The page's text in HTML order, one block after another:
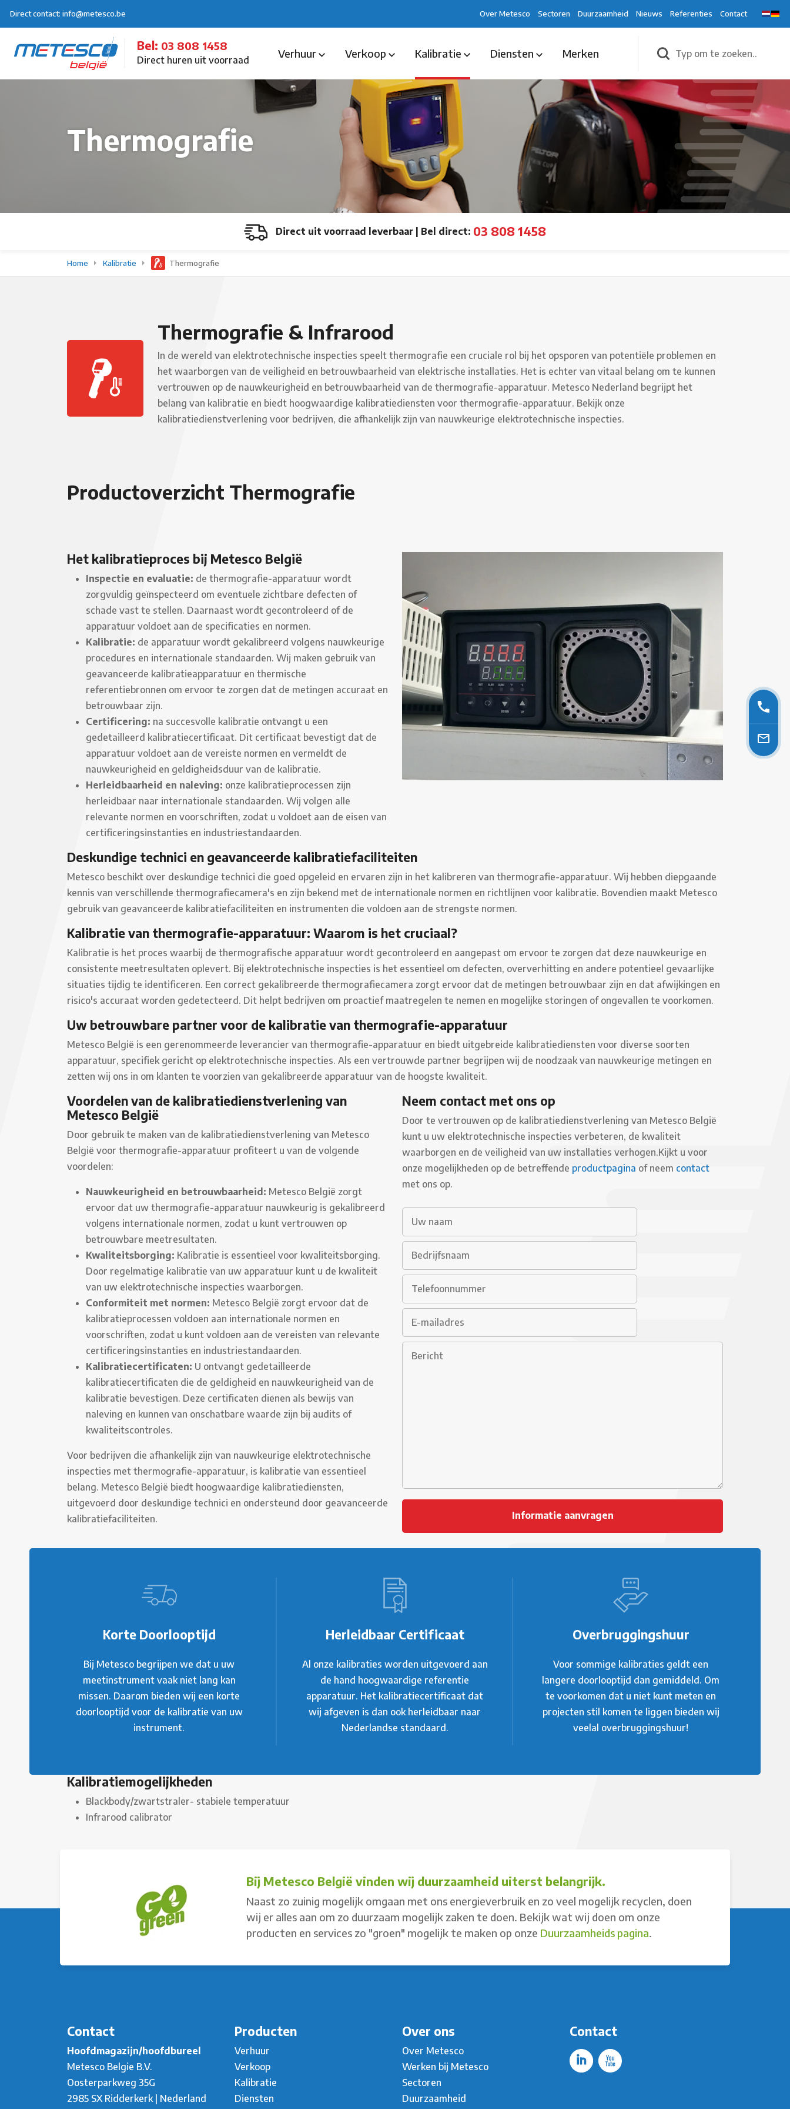
Direct contact: info@metesco.be Over Metesco Sectoren Duurzaamheid Nieuws Referenties Contact
Bel: 03 808 1458
Direct huren uit voorraad Verhuur Verkoop Kalibratie Diensten Merken
Thermografie
Direct uit voorraad leverbaar Bel direct: 03 808 1458
Home Kalibratie Thermografie
Thermografie & Infrarood
In de wereld van elektrotechnische inspecties speelt thermografie een cruciale rol bij het opsporen van potentiële problemen en
het waarborgen van de veiligheid en betrouwbaarheid van elektrische installaties. Het is echter van vitaal belang om te kunnen
vertrouwen op de nauwkeurigheid en betrouwbaarheid van de thermografie-apparatuur. Metesco Nederland begrijpt het
belang van kalibratie en biedt hoogwaardige kalibratiediensten voor thermografie-apparatuur. Bekijk onze
kalibratiedienstverlening voor bedrijven, die afhankelijk zijn van nauwkeurige elektrotechnische inspecties.
Productoverzicht Thermografie
Het kalibratieproces bij Metesco België
Inspectie en evaluatie: de thermografie-apparatuur wordt
zorgvuldig geïnspecteerd om eventuele zichtbare defecten of
schade vast te stellen. Daarnaast wordt gecontroleerd of de
apparatuur voldoet aan de specificaties en normen.
Kalibratie: de apparatuur wordt gekalibreerd volgens nauwkeurige
procedures en internationale standaarden. Wij maken gebruik van
geavanceerde kalibratieapparatuur en thermische
referentiebronnen om ervoor te zorgen dat de metingen accuraat en
betrouwbaar zijn.
Certificering: na succesvolle kalibratie ontvangt u een
gedetailleerd kalibratiecertificaat. Dit certificaat bevestigt dat de
apparatuur voldoet aan de vereiste normen en vermeldt de
nauwkeurigheid en geldigheidsduur van de kalibratie.
Herleidbaarheid en naleving: onze kalibratieprocessen zijn
herleidbaar naar internationale standaarden. Wij volgen alle
relevante normen en voorschriften, zodat u voldoet aan de eisen van
certificeringsinstanties en industriestandaarden.
Deskundige technici en geavanceerde kalibratiefaciliteiten
Metesco beschikt over deskundige technici die goed opgeleid en ervaren zijn in het kalibreren van thermografie-apparatuur. Wij hebben diepgaande
kennis van verschillende thermografiecamera's en zijn bekend met de internationale normen en richtlijnen voor kalibratie. Bovendien maakt Metesco
gebruik van geavanceerde kalibratiefaciliteiten en instrumenten die voldoen aan de strengste normen.
Kalibratie van thermografie-apparatuur: Waarom is het cruciaal?
Kalibratie is het proces waarbij de thermografische apparatuur wordt gecontroleerd en aangepast om ervoor te zorgen dat deze nauwkeurige en
consistente meetresultaten oplevert. Bij elektrotechnische inspecties is het essentieel om defecten, oververhitting en andere potentieel gevaarlijke
situaties tijdig te identificeren. Een correct gekalibreerde thermografiecamera zorgt ervoor dat de metingen betrouwbaar zijn en dat afwijkingen en
risico's accuraat worden gedetecteerd. Dit helpt bedrijven om proactief maatregelen te nemen en mogelijke storingen of ongevallen te voorkomen.
Uw betrouwbare partner voor de kalibratie van thermografie-apparatuur
Metesco België is een gerenommeerde leverancier van thermografie-apparatuur en biedt uitgebreide kalibratiediensten voor diverse soorten
apparatuur, specifiek gericht op elektrotechnische inspecties. Als een vertrouwde partner begrijpen wij de noodzaak van nauwkeurige metingen en
zetten wij ons in om klanten te voorzien van gekalibreerde apparatuur van de hoogste kwaliteit.
Voordelen van de kalibratiedienstverlening van
Metesco België
Door gebruik te maken van de kalibratiedienstverlening van Metesco
België voor thermografie-apparatuur profiteert u van de volgende
voordelen:
Nauwkeurigheid en betrouwbaarheid: Metesco België zorgt
ervoor dat uw thermografie-apparatuur nauwkeurig is gekalibreerd
volgens internationale normen, zodat u kunt vertrouwen op
betrouwbare meetresultaten.
Kwaliteitsborging: Kalibratie is essentieel voor kwaliteitsborging.
Door regelmatige kalibratie van uw apparatuur kunt u de kwaliteit
van uw elektrotechnische inspecties waarborgen.
Conformiteit met normen: Metesco België zorgt ervoor dat de
kalibratieprocessen voldoen aan internationale normen en
voorschriften, zodat u kunt voldoen aan de vereisten van relevante
certificeringsinstanties en industriestandaarden.
Kalibratiecertificaten: U ontvangt gedetailleerde
kalibratiecertificaten die de geldigheid en nauwkeurigheid van de
kalibratie bevestigen. Deze certificaten dienen als bewijs van
naleving en kunnen van onschatbare waarde zijn bij audits of
kwaliteitscontroles.
Voor bedrijven die afhankelijk zijn van nauwkeurige elektrotechnische
inspecties met thermografie-apparatuur, is kalibratie van essentieel
belang. Metesco België biedt hoogwaardige kalibratiediensten,
uitgevoerd door deskundige technici en ondersteund door geavanceerde
kalibratiefaciliteiten.
Neem contact met ons op
Door te vertrouwen op de kalibratiedienstverlening van Metesco België
kunt u uw elektrotechnische inspecties verbeteren, de kwaliteit
waarborgen en de veiligheid van uw installaties verhogen.Kijkt u voor
onze mogelijkheden op de betreffende productpagina of neem contact
met ons op.
Korte Doorlooptijd
Bij Metesco begrijpen we dat u uw
meetinstrument vaak niet lang kan
missen. Daarom bieden wij een korte
doorlooptijd voor de kalibratie van uw
instrument.
Herleidbaar Certificaat
Al onze kalibraties worden uitgevoerd aan
de hand hoogwaardige referentie
apparatuur. Het kalibratiecertificaat dat
wij afgeven is dan ook herleidbaar naar
Nederlandse standaard.
Overbruggingshuur
Voor sommige kalibraties geldt een
langere doorlooptijd dan gemiddeld. Om
te voorkomen dat u niet kunt meten en
projecten stil komen te liggen bieden wij
veelal overbruggingshuur!
Kalibratiemogelijkheden
Blackbody/zwartstraler- stabiele temperatuur
Infrarood calibrator
Bij Metesco België vinden wij duurzaamheid uiterst belangrijk.
Naast zo zuinig mogelijk omgaan met ons energieverbruik en zo veel mogelijk recyclen, doen
wij er alles aan om zo duurzaam mogelijk zaken te doen. Bekijk wat wij doen om onze
producten en services zo "groen" mogelijk te maken op onze Duurzaamheids pagina.
Contact
Hoofdmagazijn/hoofdbureel
Metesco Belgie B.V.
Oosterparkweg 35G
2985 SX Ridderkerk | Nederland
Producten
Verhuur
Verkoop
Kalibratie
Diensten
Over ons
Over Metesco
Werken bij Metesco
Sectoren
Duurzaamheid
Contact